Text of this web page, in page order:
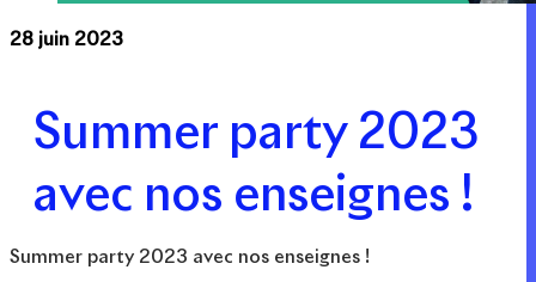
28 juin 2023
Summer party 2023
avec nos enseignes !
Summer party 2023 avec nos enseignes !